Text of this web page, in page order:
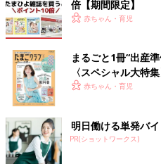
倍【期間限定】
赤ちゃん・育児
まるごと1冊“出産
〈スペシャル大特
赤ちゃん・育児
明日働ける単発バ
PR(ショットワークス)